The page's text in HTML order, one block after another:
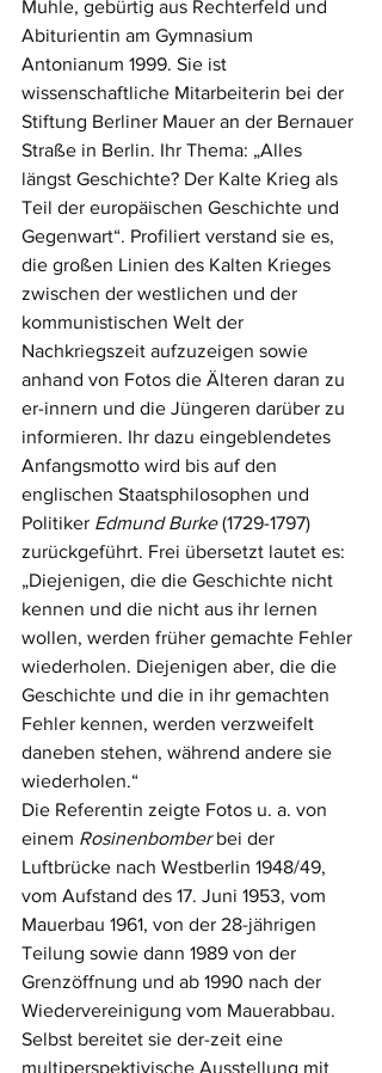
Muhle, gebürtig aus Rechterfeld und
Abiturientin am Gymnasium
Antonianum 1999. Sie ist
wissenschaftliche Mitarbeiterin bei der
Stiftung Berliner Mauer an der Bernauer
Straße in Berlin. Ihr Thema: „Alles
längst Geschichte? Der Kalte Krieg als
Teil der europäischen Geschichte und
Gegenwart“. Profiliert verstand sie es,
die großen Linien des Kalten Krieges
zwischen der westlichen und der
kommunistischen Welt der
Nachkriegszeit aufzuzeigen sowie
anhand von Fotos die Älteren daran zu
er-innern und die Jüngeren darüber zu
informieren. Ihr dazu eingeblendetes
Anfangsmotto wird bis auf den
englischen Staatsphilosophen und
Politiker Edmund Burke (1729-1797)
zurückgeführt. Frei übersetzt lautet es:
„Diejenigen, die die Geschichte nicht
kennen und die nicht aus ihr lernen
wollen, werden früher gemachte Fehler
wiederholen. Diejenigen aber, die die
Geschichte und die in ihr gemachten
Fehler kennen, werden verzweifelt
daneben stehen, während andere sie
wiederholen.“
Die Referentin zeigte Fotos u. a. von
einem Rosinenbomber bei der
Luftbrücke nach Westberlin 1948/49,
vom Aufstand des 17. Juni 1953, vom
Mauerbau 1961, von der 28-jährigen
Teilung sowie dann 1989 von der
Grenzöffnung und ab 1990 nach der
Wiedervereinigung vom Mauerabbau.
Selbst bereitet sie der-zeit eine
multiperspektivische Ausstellung mit